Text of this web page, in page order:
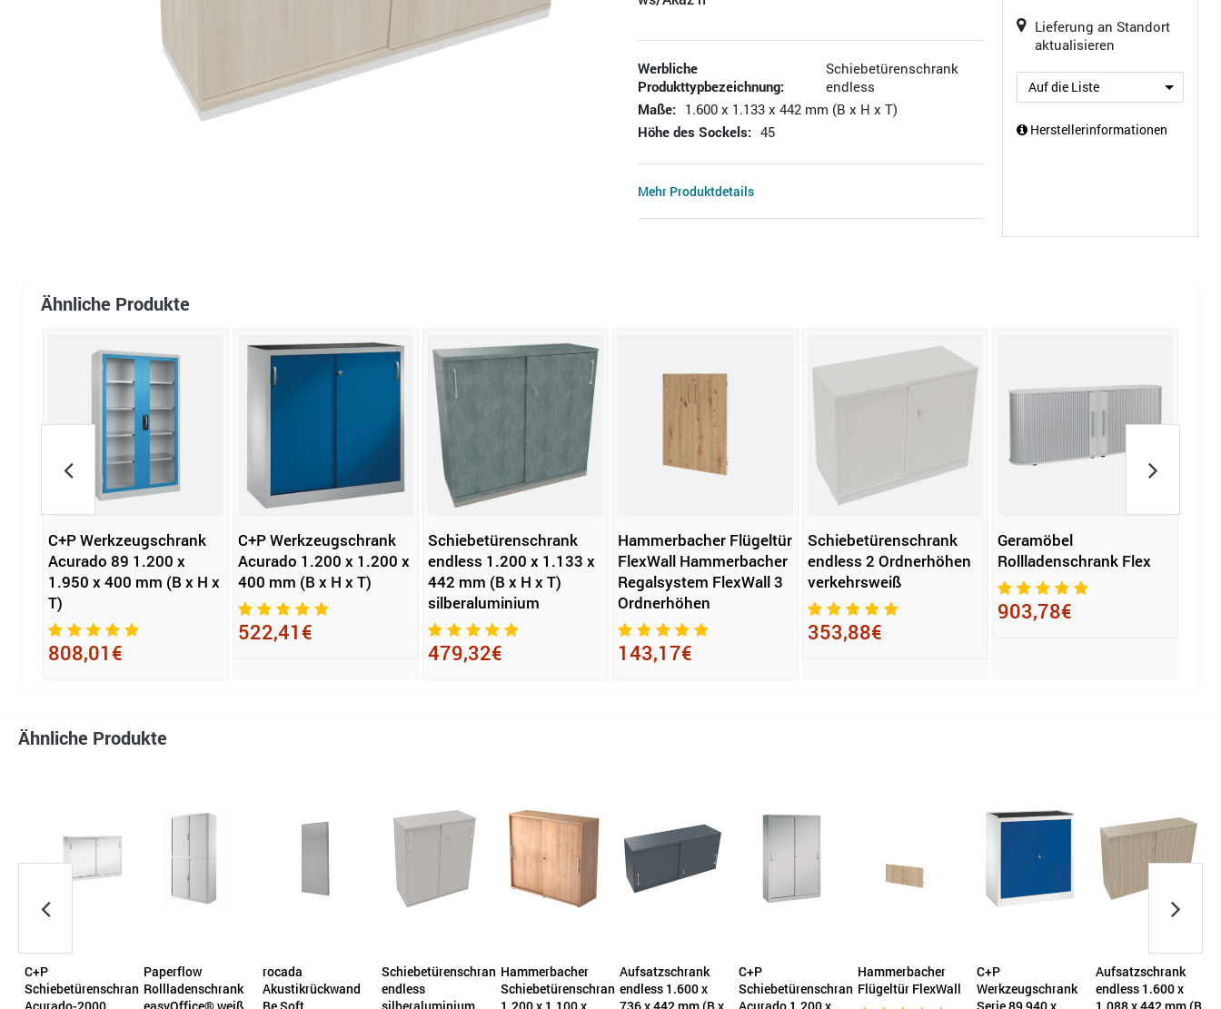
Werbliche
Produkttypbezeichnung:
Schiebetürenschrank
endless
Maße: 1.600 x 1.133 x 442 mm (B x H x T)
Höhe des Sockels: 45
Mehr Produktdetails
Lieferung an Standort
aktualisieren
Auf die Liste
Herstellerinformationen
Ähnliche Produkte
C+P Werkzeugschrank
Acurado 89 1.200 x
1.950 x 400 mm (B x H x
T)
808,01€
C+P Werkzeugschrank
Acurado 1.200 x 1.200 x
400 mm (B x H x T)
522,41€
Schiebetürenschrank
endless 1.200 x 1.133 x
442 mm (B x H x T)
silberaluminium
479,32€
Hammerbacher Flügeltür
FlexWall Hammerbacher
Regalsystem FlexWall 3
Ordnerhöhen
143,17€
Schiebetürenschrank
endless 2 Ordnerhöhen
verkehrsweiß
353,88€
Geramöbel
Rollladenschrank Flex
903,78€
Ähnliche Produkte
C+P
Schiebetürenschrank
Paperflow
Rollladenschrank
rocada
Akustikrückwand
Schiebetürenschrank
endless
Hammerbacher
Schiebetürenschrank
Aufsatzschrank
endless 1.600 x
C+P
Schiebetürenschrank
Hammerbacher
Flügeltür FlexWall
C+P
Werkzeugschrank
Aufsatzschrank
endless 1.600 x